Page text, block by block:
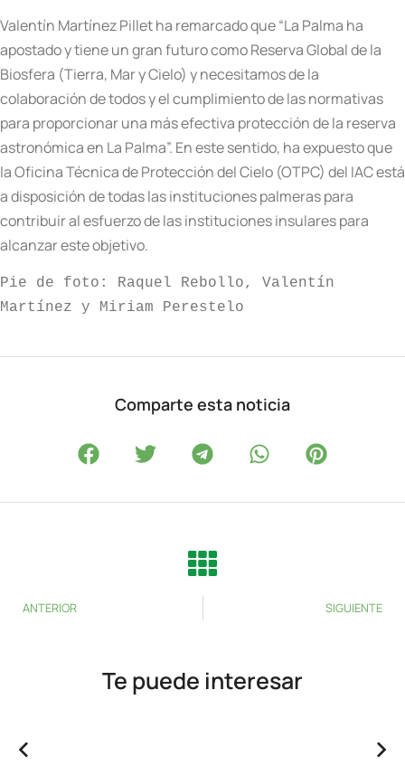
Valentín Martínez Pillet ha remarcado que “La Palma ha
apostado y tiene un gran futuro como Reserva Global de la
Biosfera (Tierra, Mar y Cielo) y necesitamos de la
colaboración de todos y el cumplimiento de las normativas
para proporcionar una más efectiva protección de la reserva
astronómica en La Palma”. En este sentido, ha expuesto que
la Oficina Técnica de Protección del Cielo (OTPC) del IAC está
a disposición de todas las instituciones palmeras para
contribuir al esfuerzo de las instituciones insulares para
alcanzar este objetivo.
Pie de foto: Raquel Rebollo, Valentín
Martínez y Miriam Perestelo
Comparte esta noticia
ANTERIOR SIGUIENTE
Te puede interesar